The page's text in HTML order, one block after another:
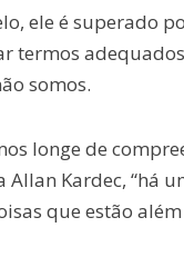
ele é superado
termos
somos.
longe de
Kardec, “há
que estão